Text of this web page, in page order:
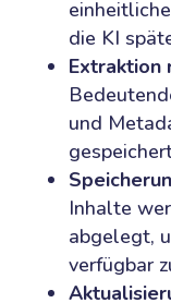
die KI
Extraktion
und
Inhalte
abgelegt,
verfügbar